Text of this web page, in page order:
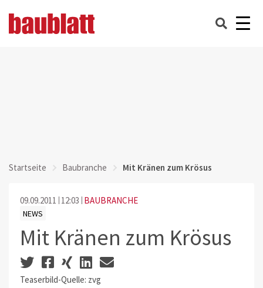
Startseite Baubranche Mit Kränen zum Krösus
09.09.2011 12:03 BAUBRANCHE
NEWS
Mit Kränen zum Krösus
Teaserbild-Quelle: zvg